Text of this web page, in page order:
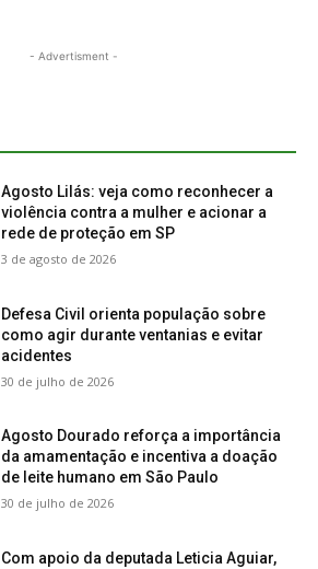
- Advertisment -
Agosto Lilás: veja como reconhecer a
violência contra a mulher e acionar a
rede de proteção em SP
3 de agosto de 2026
Defesa Civil orienta população sobre
como agir durante ventanias e evitar
acidentes
30 de julho de 2026
Agosto Dourado reforça a importância
da amamentação e incentiva a doação
de leite humano em São Paulo
30 de julho de 2026
Com apoio da deputada Leticia Aguiar,